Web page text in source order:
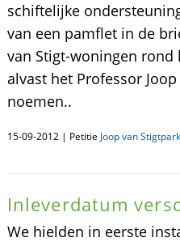
schiftelijke
van een pamflet in de
van Stigt-woningen rond
alvast het Professor
noemen..
15-09-2012 | Petitie Joop van Stigtpark
Inleverdatum
We hielden in eerste